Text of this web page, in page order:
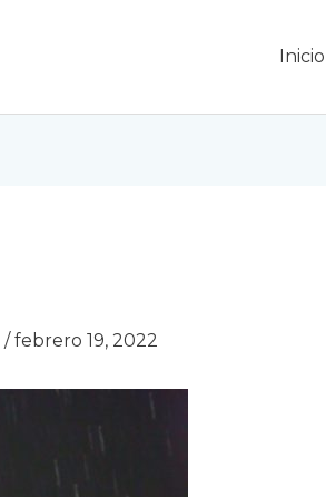
Inicio
/ febrero 19, 2022